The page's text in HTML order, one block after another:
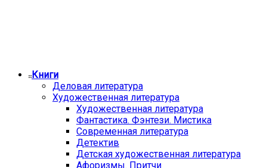
Книги
Деловая литература
Художественная литература
Художественная литература
Фантастика. Фэнтези. Мистика
Современная литература
Детектив
Детская художественная литература
Афоризмы. Притчи